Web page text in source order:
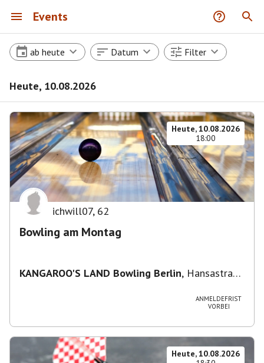
Events
ab heute Datum Filter
Heute, 10.08.2026
Heute, 10.08.2026
18:00
ichwill07, 62
Bowling am Montag
KANGAROO'S LAND Bowling Berlin, Hansastraße
ANMELDEFRIST
VORBEI
Heute, 10.08.2026